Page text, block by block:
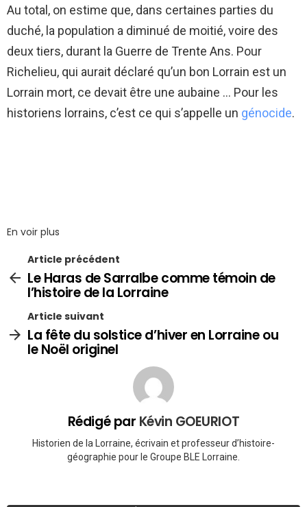
Au total, on estime que, dans certaines parties du
duché, la population a diminué de moitié, voire des
deux tiers, durant la Guerre de Trente Ans. Pour
Richelieu, qui aurait déclaré qu’un bon Lorrain est un
Lorrain mort, ce devait être une aubaine … Pour les
historiens lorrains, c’est ce qui s’appelle un génocide.
En voir plus
Article précédent
Le Haras de Sarralbe comme témoin de
l’histoire de la Lorraine
Article suivant
La fête du solstice d’hiver en Lorraine ou
le Noël originel
Rédigé par Kévin GOEURIOT
Historien de la Lorraine, écrivain et professeur d’histoire-
géographie pour le Groupe BLE Lorraine.